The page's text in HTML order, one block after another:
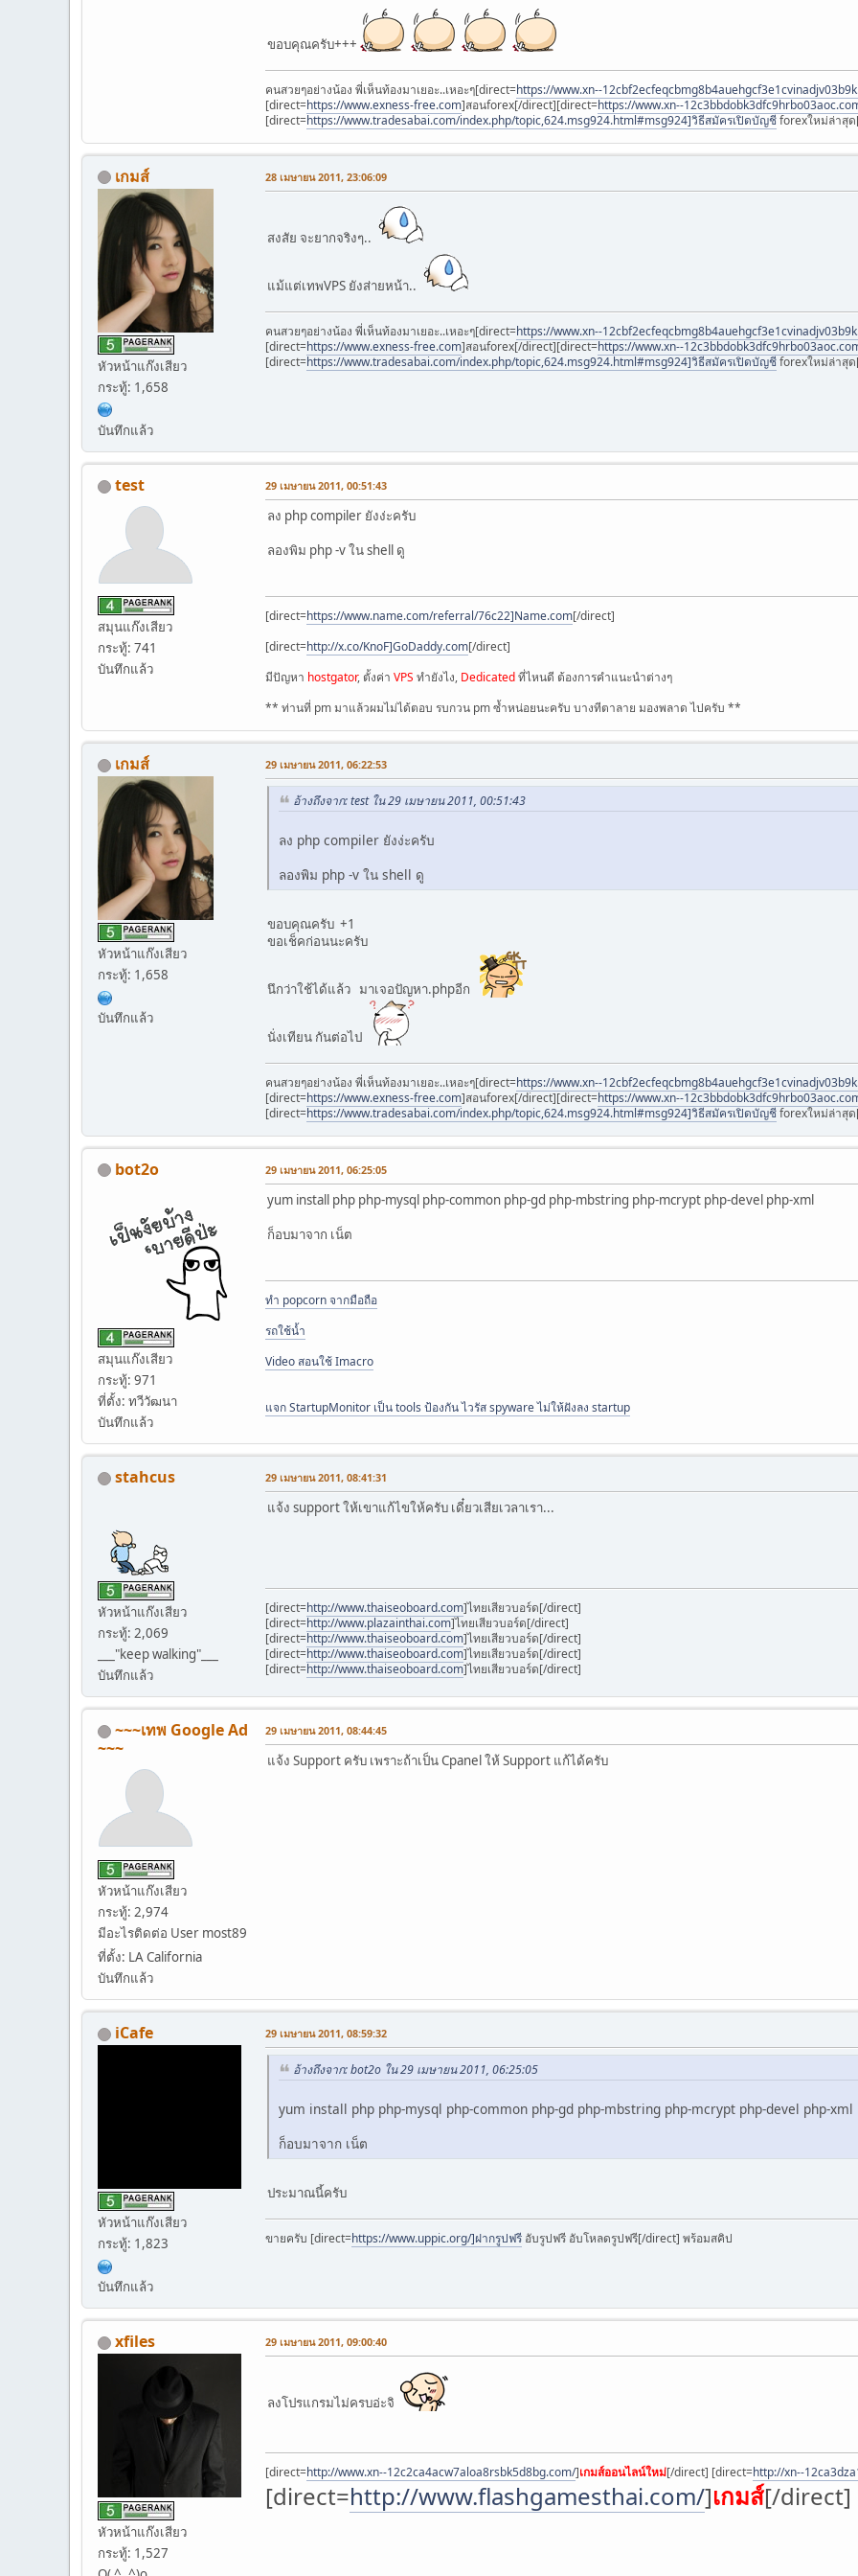
ขอบคุณครับ+++
คนสวยๆอย่างน้อง พี่เห็นท้องมาเยอะ..เหอะๆ[direct=https://www.xn--
[direct=https://www.exness-free.com]สอนforex[/direct][direct=https://www.xn--
[direct=https://www.tradesabai.com/index.php/topic,624.msg924.html#msg924]วิธีสมัครเปิดบัญชีforexใหม่ล่าสุ
เกมส์
หัวหน้าแก๊งเสียว
กระทู้: 1,658
บันทึกแล้ว
28 เมษายน 2011, 23:06:09
สงสัย จะยากจริงๆ..
แม้แต่เทพVPS ยังส่ายหน้า..
คนสวยๆอย่างน้อง พี่เห็นท้องมาเยอะ..เหอะๆ[direct=https://www.xn--
[direct=https://www.exness-free.com]สอนforex[/direct][direct=https://www.xn--
[direct=https://www.tradesabai.com/index.php/topic,624.msg924.html#msg924]วิธีสมัครเปิดบัญชีforexใหม่ล่าสุ
test
สมุนแก๊งเสียว
กระทู้: 741
บันทึกแล้ว
29 เมษายน 2011, 00:51:43
ลง php compiler ยังง่ะครับ
ลองพิม php -v ใน shell ดู
[direct=https://www.name.com/referral/76c22]Name.com[/direct]
[direct=http://x.co/KnoF]GoDaddy.com[/direct]
มีปัญหา hostgator, ตั้งค่า VPS ทำยังไง, Dedicatedที่ไหนดี ต้องการคำแนะนำต่างๆ
** ท่านที่ pm มาแล้วผมไม่ได้ตอบ รบกวน pm ซ้ำหน่อยนะครับ บางทีตาลาย มองพลาด ไปครับ **
เกมส์
หัวหน้าแก๊งเสียว
กระทู้: 1,658
บันทึกแล้ว
29 เมษายน 2011, 06:22:53
อ้างถึงจาก: test ใน 29 เมษายน 2011, 00:51:43
ลง php compiler ยังง่ะครับ
ลองพิม php -v ใน shell ดู
ขอบคุณครับ +1
ขอเช็คก่อนนะครับ
นึกว่าใช้ได้แล้ว มาเจอปัญหา.phpอีก
นั่งเทียน กันต่อไป
คนสวยๆอย่างน้อง พี่เห็นท้องมาเยอะ..เหอะๆ[direct=https://www.xn--
[direct=https://www.exness-free.com]สอนforex[/direct][direct=https://www.xn--
[direct=https://www.tradesabai.com/index.php/topic,624.msg924.html#msg924]วิธีสมัครเปิดบัญชีforexใหม่ล่าสุ
bot2o
สมุนแก๊งเสียว
กระทู้: 971
ที่ตั้ง: ทวีวัฒนา
บันทึกแล้ว
29 เมษายน 2011, 06:25:05
yum install php php-mysql php-common php-gd php-mbstring php-mcrypt php-devel php-xml
ก็อบมาจาก เน็ต
ทำ popcorn จากมือถือ
รถใช้น้ำ
Video สอนใช้ Imacro
แจก StartupMonitor เป็น tools ป้องกัน ไวรัส spyware ไม่ให้ฝังลง startup
stahcus
หัวหน้าแก๊งเสียว
กระทู้: 2,069
___"keep walking"___
บันทึกแล้ว
29 เมษายน 2011, 08:41:31
แจ้ง support ให้เขาแก้ไขให้ครับ เดี๋ยวเสียเวลาเรา...
[direct=http://www.thaiseoboard.com]ไทยเสียวบอร์ด[/direct]
[direct=http://www.plazainthai.com]ไทยเสียวบอร์ด[/direct]
[direct=http://www.thaiseoboard.com]ไทยเสียวบอร์ด[/direct]
[direct=http://www.thaiseoboard.com]ไทยเสียวบอร์ด[/direct]
[direct=http://www.thaiseoboard.com]ไทยเสียวบอร์ด[/direct]
~~~เทพ Google Ad
~~~
หัวหน้าแก๊งเสียว
กระทู้: 2,974
มีอะไรติดต่อ User most89
ที่ตั้ง: LA California
บันทึกแล้ว
29 เมษายน 2011, 08:44:45
แจ้ง Support ครับ เพราะถ้าเป็น Cpanel ให้ Support แก้ได้ครับ
iCafe
หัวหน้าแก๊งเสียว
กระทู้: 1,823
บันทึกแล้ว
29 เมษายน 2011, 08:59:32
อ้างถึงจาก: bot2o ใน 29 เมษายน 2011, 06:25:05
yum install php php-mysql php-common php-gd php-mbstring php-mcrypt php-devel php-xml
ก็อบมาจาก เน็ต
ประมาณนี้ครับ
ขายครับ [direct=https://www.uppic.org/]ฝากรูปฟรี อับรูปฟรี อับโหลดรูปฟรี[/direct] พร้อมสคิป
xfiles
หัวหน้าแก๊งเสียว
กระทู้: 1,527
29 เมษายน 2011, 09:00:40
ลงโปรแกรมไม่ครบอ่ะจิ
[direct=http://www.xn--12c2ca4acw7aloa8rsbk5d8bg.com/]เกมส์ออนไลน์ใหม่[/direct] [direct=http://xn--
[direct=http://www.flashgamesthai.com/]เกมส์[/direct]